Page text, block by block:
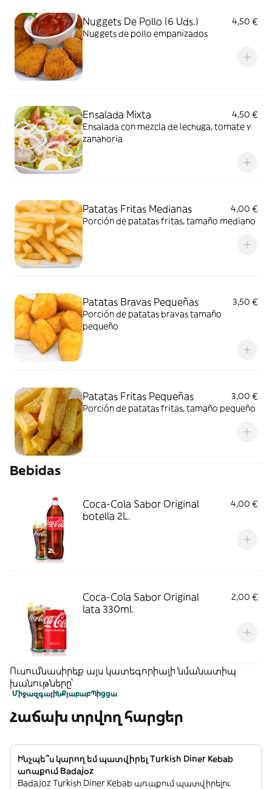
Nuggets De Pollo (6 Uds.)
4,50 €
Nuggets de pollo empanizados
Ensalada Mixta
4,50 €
Ensalada con mezcla de lechuga, tomate y
zanahoria
Patatas Fritas Medianas
4,00 €
Porción de patatas fritas, tamaño mediano
Patatas Bravas Pequeñas
3,50 €
Porción de patatas bravas tamaño
pequeño
Patatas Fritas Pequeñas
3,00 €
Porción de patatas fritas, tamaño pequeño
Bebidas
Coca-Cola Sabor Original
botella 2L.
4,00 €
Coca-Cola Sabor Original
lata 330ml.
2,00 €
Ուսումնասիրեք այս կատեգորիայի նմանատիպ
խանութները՝
ՄիջազգայինՔյաբաբՊիցցա
Հաճախ տրվող հարցեր
Ինչպե՞ս կարող եմ պատվիրել Turkish Diner Kebab
առաքում Badajoz
Badajoz Turkish Diner Kebab առաքում պատվիրելու